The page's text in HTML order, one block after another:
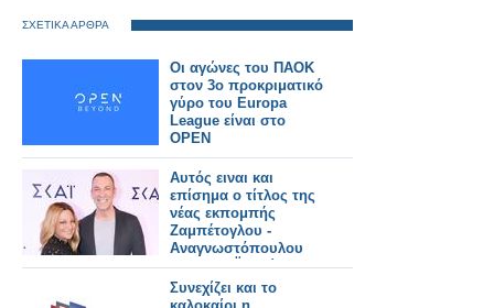
ΣΧΕΤΙΚΑ ΑΡΘΡΑ
Οι αγώνες του ΠΑΟΚ
στον 3ο προκριματικό
γύρο του Europa
League είναι στο
OPEN
Αυτός ειναι και
επίσημα ο τίτλος της
νέας εκπομπής
Ζαμπέτογλου -
Αναγνωστόπουλου
στον ΣΚΑΪ - Δείτε το
τρειλερ
Συνεχίζει και το